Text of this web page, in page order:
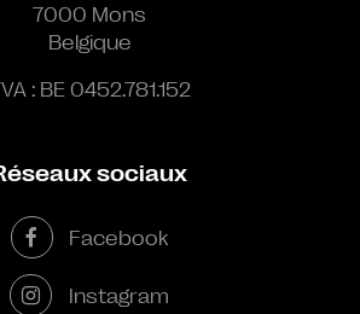
7000 Mons
Belgique
: BE 0452.781.152
sociaux
Facebook
Instagram